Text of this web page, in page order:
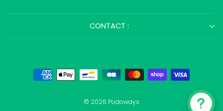
CONTACT :
© 2026 Podoways